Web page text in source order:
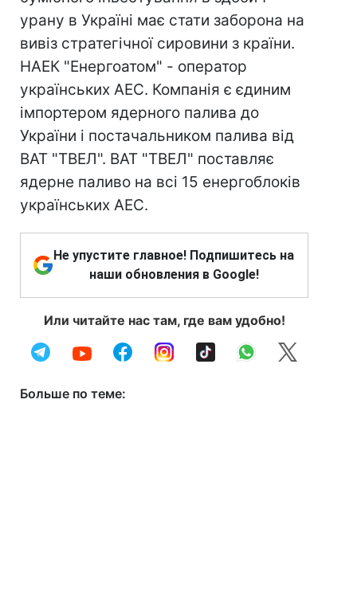
урану в Україні має стати заборона на
вивіз стратегічної сировини з країни.
НАЕК "Енергоатом" - оператор
українських АЕС. Компанія є єдиним
імпортером ядерного палива до
України і постачальником палива від
ВАТ "ТВЕЛ". ВАТ "ТВЕЛ" поставляє
ядерне паливо на всі 15 енергоблоків
українських АЕС.
Не упустите главное! Подпишитесь на
наши обновления в Google!
Или читайте нас там, где вам удобно!
Больше по теме: